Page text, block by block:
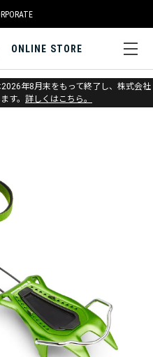
ONLINE STORE
年8月末をもって終了し、株式会社
す。 詳しくはこちら。
> クランポン